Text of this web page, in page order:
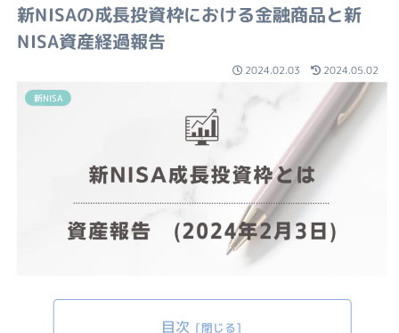
新NISAの成長投資枠における金融商品と新
NISA資産経過報告
2024.02.03 2024.05.02
新NISA
目次